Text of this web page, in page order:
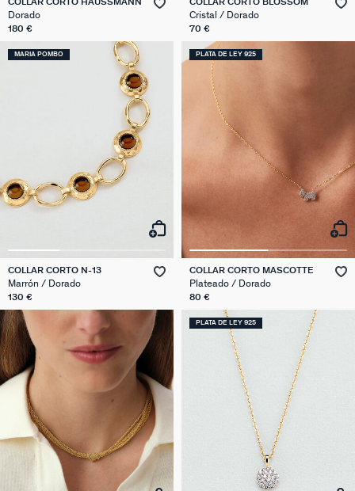
COLLAR CORTO HAUSSMANN
Dorado
180 €
COLLAR CORTO BLOSSOM
Cristal / Dorado
70 €
MARIA POMBO
COLLAR CORTO N-13
Marrón / Dorado
130 €
PLATA DE LEY 925
COLLAR CORTO MASCOTTE
Plateado / Dorado
80 €
PLATA DE LEY 925